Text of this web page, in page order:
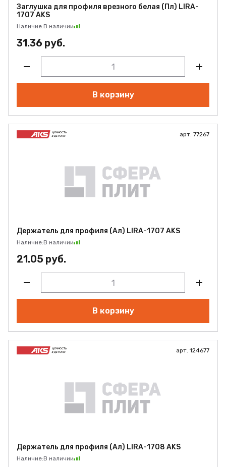
Заглушка для профиля врезного белая (Пл) LIRA-
1707 AKS
Наличие:В наличии
31.36 руб.
В корзину
арт. 77267
Держатель для профиля (Ал) LIRA-1707 AKS
Наличие:В наличии
21.05 руб.
В корзину
арт. 124677
Держатель для профиля (Ал) LIRA-1708 AKS
Наличие:В наличии